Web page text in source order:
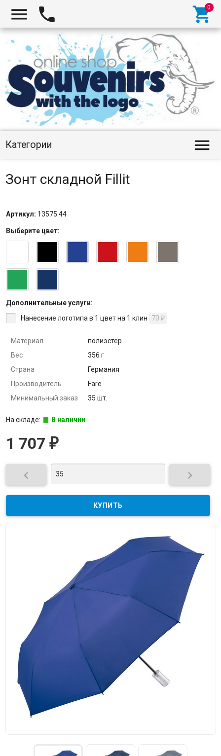
  
Категории 
Зонт складной Fillit
Артикул: 13575.44
Выберите цвет:
Дополнительные услуги:
Нанесение логотипа в 1 цвет на 1 клин
70 ₽
Материал
полиэстер
Вес
356 г
Страна
Германия
Производитель
Fare
Минимальный заказ
35 шт.
На складе: В наличии
1 707 ₽
 